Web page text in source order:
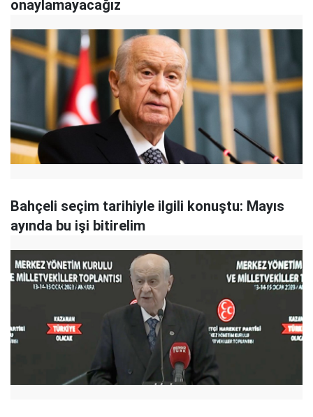
onaylamayacağız
Bahçeli seçim tarihiyle ilgili konuştu: Mayıs
ayında bu işi bitirelim